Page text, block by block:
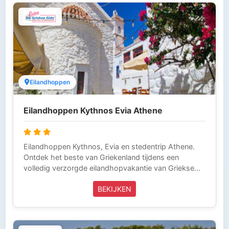
Griekenland zijn 24 uur per dag bereikbaar (Tel
0343-218014) en laten niets over aan het toeval. Zo
kun je zorgeloos op vakantie.
Eilandhoppen
Eilandhoppen Kythnos Evia Athene
Eilandhoppen Kythnos, Evia en stedentrip Athene.
Ontdek het beste van Griekenland tijdens een
volledig verzorgde eilandhopvakantie van Griekse
Gids Reizen. Begin op Kythnos, een charmant
Cycladisch eiland dat bekendstaat om zijn ongerepte
verrassend veelzijdig eiland met ruige bergen,
BEKIJKEN